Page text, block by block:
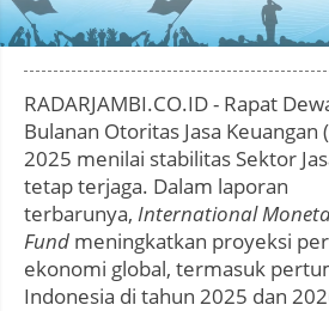
RADARJAMBI.CO.ID - Rapat
Bulanan Otoritas Jasa Keuangan
2025 menilai stabilitas Sektor
tetap terjaga. Dalam laporan
terbarunya, International
Fund meningkatkan proyeksi
ekonomi global, termasuk
Indonesia di tahun 2025 dan